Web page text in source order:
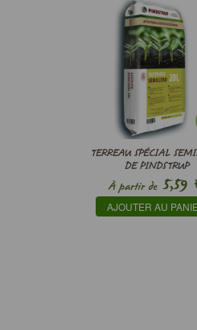
TERREAU SPÉCIAL
DE PINDSTRUP
À partir de5,59
AJOUTER AU